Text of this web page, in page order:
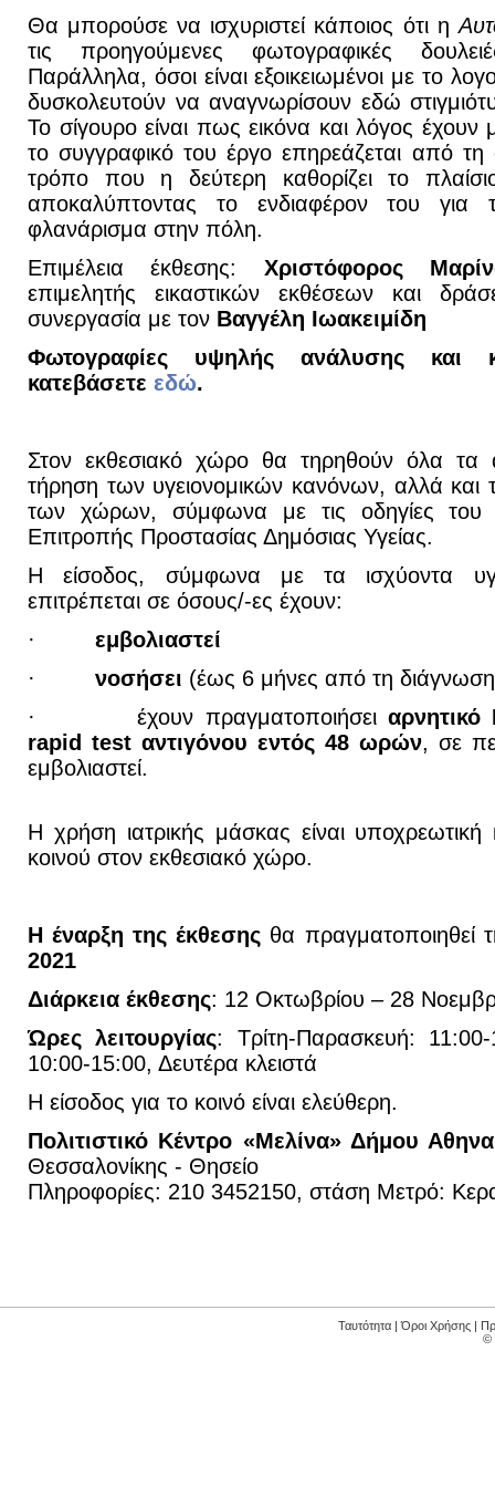
Θα μπορούσε να ισχυριστεί κάποιος ότι η
τις προηγούμενες φωτογραφικές
Παράλληλα, όσοι είναι εξοικειωμένοι με το
δυσκολευτούν να αναγνωρίσουν εδώ
Το σίγουρο είναι πως εικόνα και λόγος
το συγγραφικό του έργο επηρεάζεται από τη
τρόπο που η δεύτερη καθορίζει το
αποκαλύπτοντας το ενδιαφέρον του
φλανάρισμα στην πόλη.
Επιμέλεια έκθεσης: Χριστόφορος
επιμελητής εικαστικών εκθέσεων και
συνεργασία με τον Βαγγέλη Ιωακειμίδη
Φωτογραφίες υψηλής ανάλυσης και
κατεβάσετε εδώ.
Στον εκθεσιακό χώρο θα τηρηθούν όλα τα
τήρηση των υγειονομικών κανόνων, αλλά και
των χώρων, σύμφωνα με τις οδηγίες του
Επιτροπής Προστασίας Δημόσιας Υγείας.
H είσοδος, σύμφωνα με τα ισχύοντα
επιτρέπεται σε όσους/-ες έχουν:
· εμβολιαστεί
· νοσήσει (έως 6 μήνες από τη
·έχουν πραγματοποιήσει
rapid test αντιγόνου εντός 48 ωρών, σε
εμβολιαστεί.
Η χρήση ιατρικής μάσκας είναι
κοινού στον εκθεσιακό χώρο.
Η έναρξη της έκθεσης θα πραγματοποιηθεί
2021
Διάρκεια έκθεσης: 12 Οκτωβρίου – 28
Ώρες λειτουργίας: Τρίτη-Παρασκευή:
10:00-15:00, Δευτέρα κλειστά
Η είσοδος για το κοινό είναι ελεύθερη.
Πολιτιστικό Κέντρο «Μελίνα» Δήμου
Θεσσαλονίκης - Θησείο
Πληροφορίες: 210 3452150, στάση Μετρό:
Ταυτότητα |Όροι Χρήσης |
©